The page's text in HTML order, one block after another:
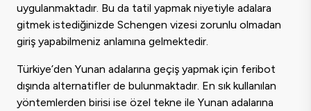
uygulanmaktadır. Bu da tatil yapmak niyetiyle adalara
gitmek istediğinizde Schengen vizesi zorunlu olmadan
giriş yapabilmeniz anlamına gelmektedir.
Türkiye’den Yunan adalarına geçiş yapmak için feribot
dışında alternatifler de bulunmaktadır. En sık kullanılan
yöntemlerden birisi ise özel tekne ile Yunan adalarına